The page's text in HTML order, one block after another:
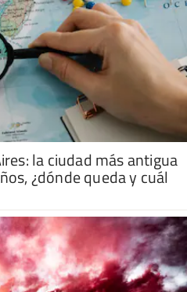
la ciudad más antigua
¿dónde queda y cuál